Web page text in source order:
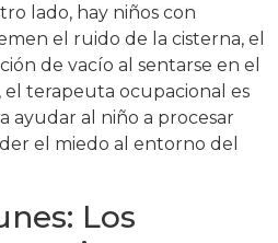
lado, hay niños con
el ruido de la cisterna, el
de vacío al sentarse en el
el terapeuta ocupacional es
ayudar al niño a procesar
el miedo al entorno del
Los